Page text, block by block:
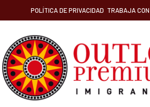
POLÍTICA DE PRIVACIDAD TRABAJA